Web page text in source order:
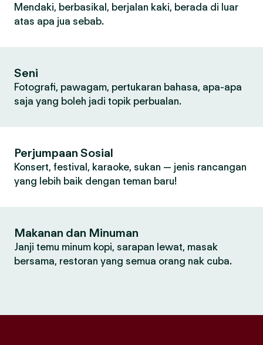
Mendaki, berbasikal, berjalan kaki, berada di luar
atas apa jua sebab.
Seni
Fotografi, pawagam, pertukaran bahasa, apa-apa
saja yang boleh jadi topik perbualan.
Perjumpaan Sosial
Konsert, festival, karaoke, sukan — jenis rancangan
yang lebih baik dengan teman baru!
Makanan dan Minuman
Janji temu minum kopi, sarapan lewat, masak
bersama, restoran yang semua orang nak cuba.